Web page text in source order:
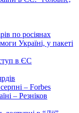
по росіянах
Україні, у пакеті
в ЄС
– Forbes
– Резніков